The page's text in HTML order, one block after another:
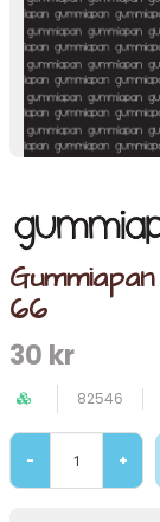
66
30 kr
82546
- +